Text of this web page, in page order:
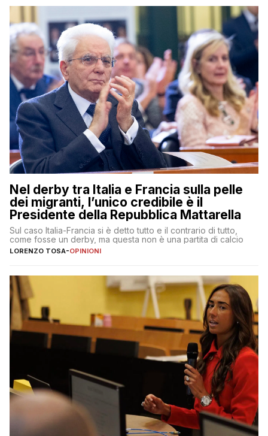
Nel derby tra Italia e Francia sulla pelle
dei migranti, l’unico credibile è il
Presidente della Repubblica Mattarella
Sul caso Italia-Francia si è detto tutto e il contrario di tutto,
come fosse un derby, ma questa non è una partita di calcio
LORENZO TOSA-OPINIONI